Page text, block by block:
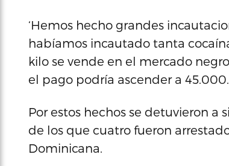
‘Hemos hecho grandes
habíamos incautado tanta
kilo se vende en el mercado
el pago podría ascender a 45.000.
Por estos hechos se detuvieron
de los que cuatro fueron
Dominicana.